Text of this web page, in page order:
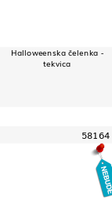
Halloweenska čelenka -
tekvica
58164